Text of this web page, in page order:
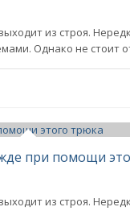
из строя.
Однако не стоит
при помощи
из строя.